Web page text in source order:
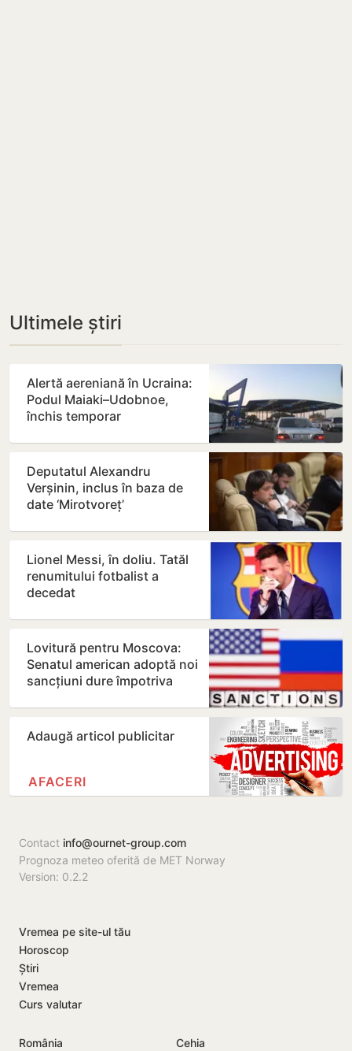
Ultimele știri
Alertă aereniană în Ucraina:
Podul Maiaki–Udobnoe,
închis temporar
Deputatul Alexandru
Verșinin, inclus în baza de
date ‘Mirotvoreț’
Lionel Messi, în doliu. Tatăl
renumitului fotbalist a
decedat
Lovitură pentru Moscova:
Senatul american adoptă noi
sancțiuni dure împotriva
Adaugă articol publicitar
AFACERI
Contact info@ournet-group.com
Prognoza meteo oferită de MET Norway
Version: 0.2.2
Vremea pe site-ul tău
Horoscop
Știri
Vremea
Curs valutar
România Cehia